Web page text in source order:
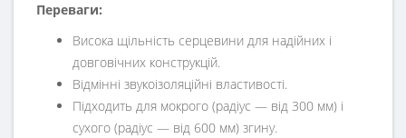
Переваги:
Висока щільність серцевини для надійних і
довговічних конструкцій.
Відмінні звукоізоляційні властивості.
Підходить для мокрого (радіус — від 300 мм) і
сухого (радіус — від 600 мм) згину.